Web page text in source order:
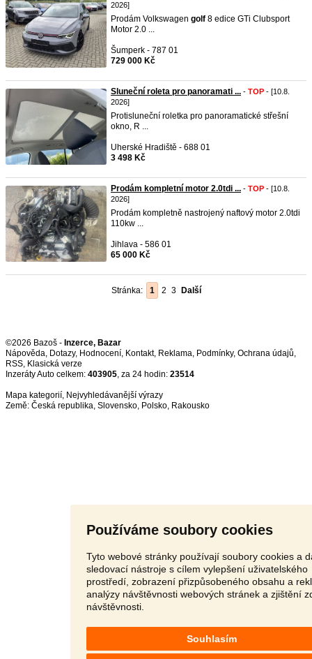
Používáme soubory cookies
Tyto webové stránky používají soubory cookies a
sledovací nástroje s cílem vylepšení uživatelského
prostředí, zobrazení přizpůsobeného obsahu a
analýzy návštěvnosti webových stránek a zjištění
návštěvnosti.
Souhlasím
2026]
Prodám Volkswagen golf 8 edice GTi Clubsport
Motor 2.0 ...
Šumperk - 787 01
729 000 Kč
Sluneční roleta pro panoramati ... - TOP - [10.8.
2026]
Protisluneční roletka pro panoramatické střešní
okno, R ...
Uherské Hradiště - 688 01
3 498 Kč
Prodám kompletní motor 2.0tdi ... - TOP - [10.8.
2026]
Prodám kompletně nastrojený naftový motor 2.0tdi
110kw ...
Jihlava - 586 01
65 000 Kč
Stránka: 1 2 3 Další
©2026 Bazoš - Inzerce, Bazar
Nápověda, Dotazy, Hodnocení, Kontakt, Reklama, Podmínky, Ochrana údajů,
RSS,
Inzeráty Auto celkem: 403905, za 24 hodin: 23514
Mapa kategorií, Nejvyhledávanější výrazy
Země: Česká republika, Slovensko, Polsko, Rakousko